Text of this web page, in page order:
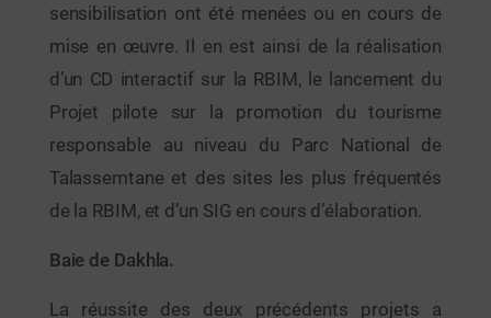
sensibilisation ont été menées ou en cours de
mise en œuvre. Il en est ainsi de la réalisation
d’un CD interactif sur la RBIM, le lancement du
Projet pilote sur la promotion du tourisme
responsable au niveau du Parc National de
Talassemtane et des sites les plus fréquentés
de la RBIM, et d’un SIG en cours d’élaboration.
Baie de Dakhla.
La réussite des deux précédents projets a